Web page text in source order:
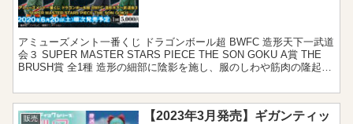
アミューズメント一番くじ ドラゴンボール超 BWFC 造形天下一武道
会３ SUPER MASTER STARS PIECE THE SON GOKU A賞 THE
BRUSH賞 全1種 造形の細部に陰影を施し、服のしわや筋肉の隆起を
販売
【2023年3月発売】ギガンティッ